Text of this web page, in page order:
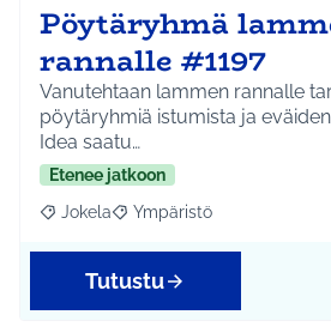
Pöytäryhmä
rannalle #1197
Vanutehtaan lammen rannalle
pöytäryhmiä istumista ja
Idea saatu…
Etenee jatkoon
Rajaa tulokset aihepiirin mukaan:
Jokela Rajaa tulokset teeman
Ympäristö
Tutustu